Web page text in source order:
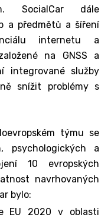
SocialCar dále
a předmětů a šíření
internetu a
na GNSS a
integrované služby
snížit problémy s
týmu se
psychologických a
10 evropských
navrhovaných
bylo:
EU 2020 v oblasti